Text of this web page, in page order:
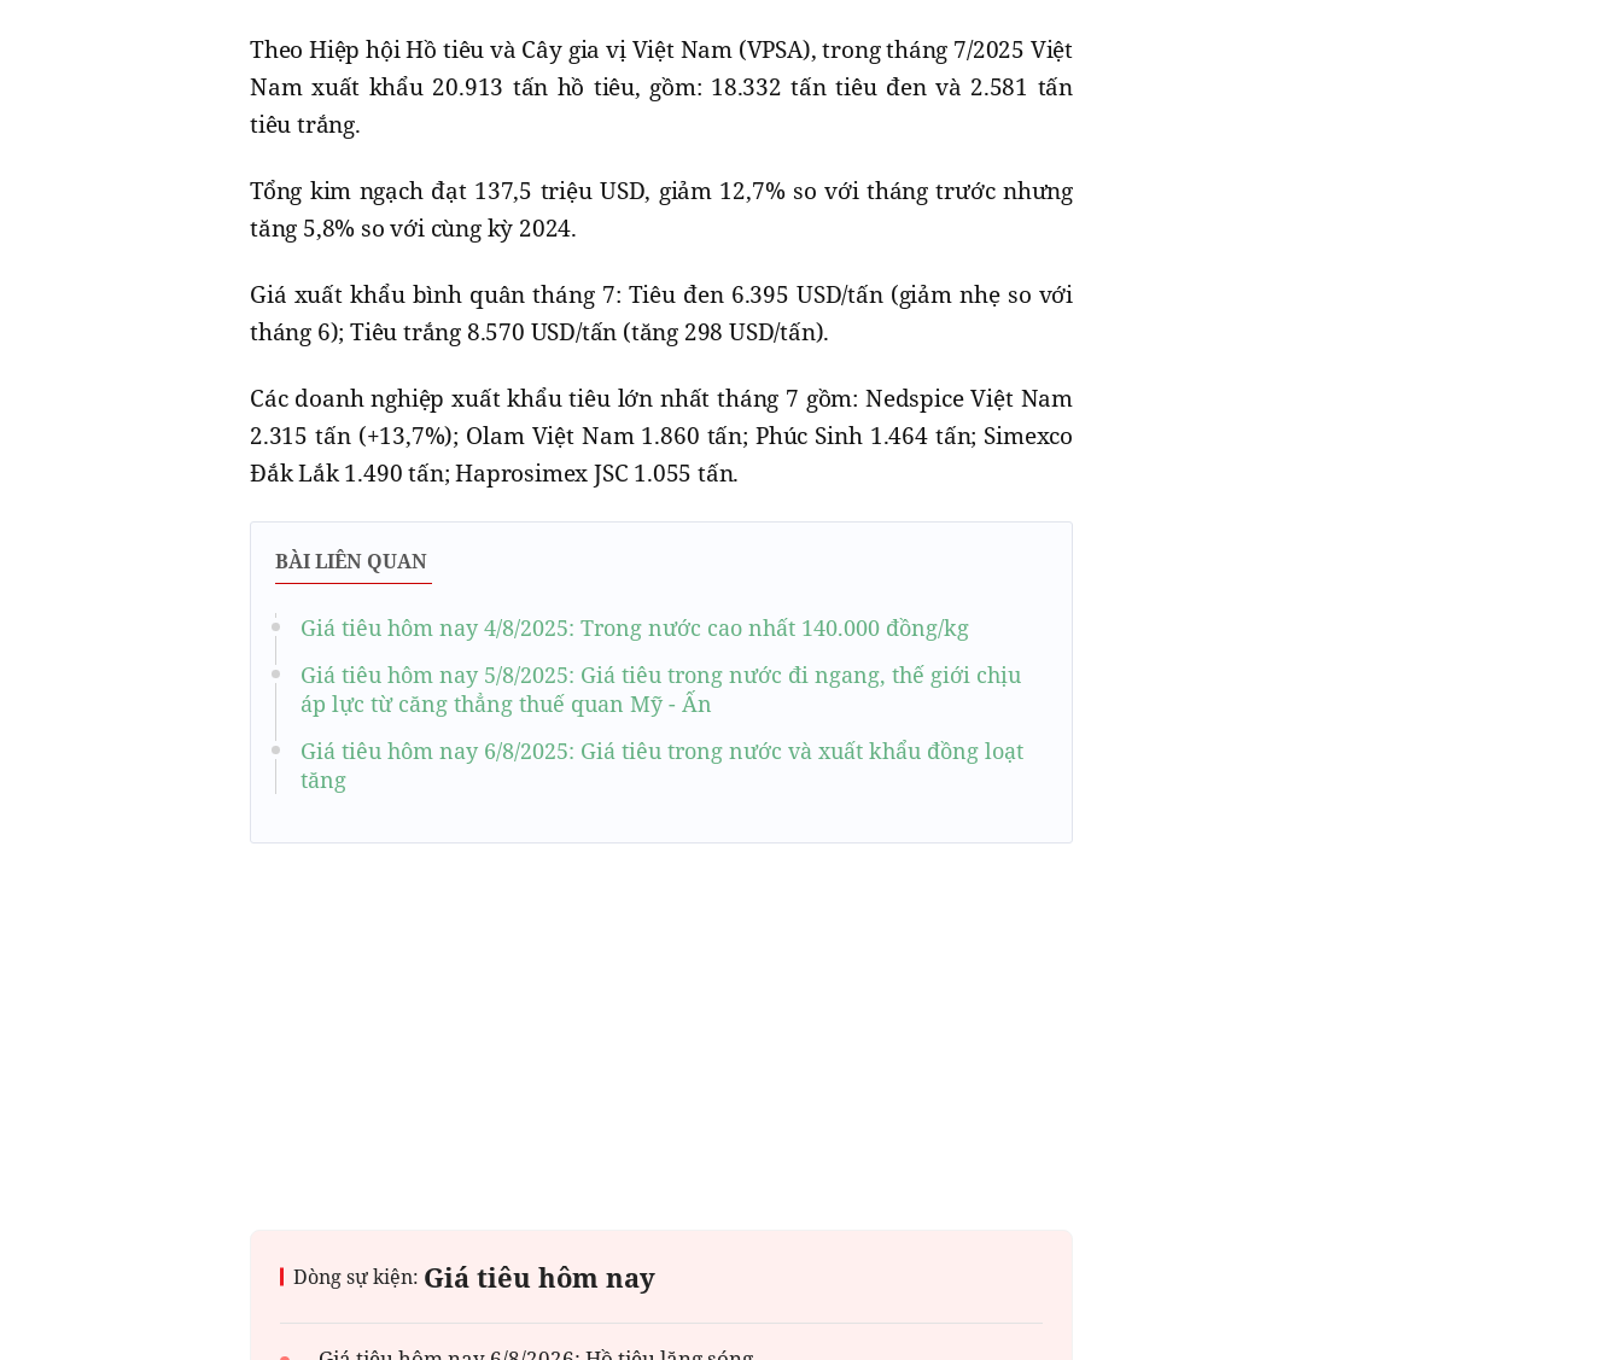
Theo Hiệp hội Hồ tiêu và Cây gia vị Việt Nam (VPSA), trong tháng 7/2025 Việt
Nam xuất khẩu 20.913 tấn hồ tiêu, gồm: 18.332 tấn tiêu đen và 2.581 tấn
tiêu trắng.
Tổng kim ngạch đạt 137,5 triệu USD, giảm 12,7% so với tháng trước nhưng
tăng 5,8% so với cùng kỳ 2024.
Giá xuất khẩu bình quân tháng 7: Tiêu đen 6.395 USD/tấn (giảm nhẹ so với
tháng 6); Tiêu trắng 8.570 USD/tấn (tăng 298 USD/tấn).
Các doanh nghiệp xuất khẩu tiêu lớn nhất tháng 7 gồm: Nedspice Việt Nam
2.315 tấn (+13,7%); Olam Việt Nam 1.860 tấn; Phúc Sinh 1.464 tấn; Simexco
Đắk Lắk 1.490 tấn; Haprosimex JSC 1.055 tấn.
BÀI LIÊN QUAN
Giá tiêu hôm nay 4/8/2025: Trong nước cao nhất 140.000 đồng/kg
Giá tiêu hôm nay 5/8/2025: Giá tiêu trong nước đi ngang, thế giới chịu
áp lực từ căng thẳng thuế quan Mỹ - Ấn
Giá tiêu hôm nay 6/8/2025: Giá tiêu trong nước và xuất khẩu đồng loạt
tăng
Dòng sự kiện: Giá tiêu hôm nay